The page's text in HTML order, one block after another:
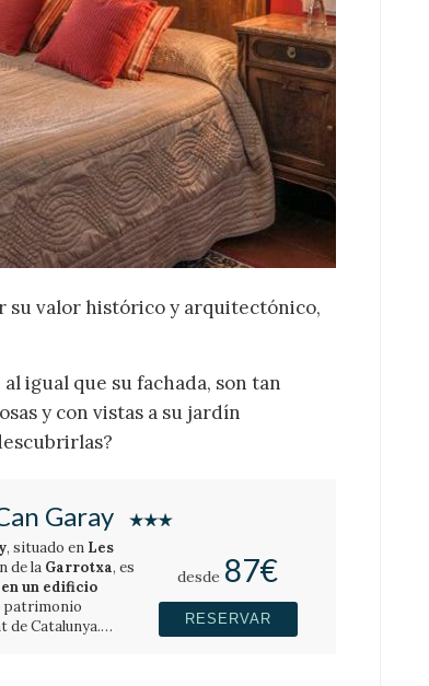
su valor histórico y arquitectónico,
igual que su fachada, son tan
y con vistas a su jardín
Garay
, situado en Les
de la Garrotxa, es
un edificio
patrimonio
Catalunya.
desde 87€
RESERVAR